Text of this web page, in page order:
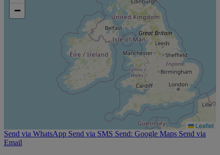
−
Leaflet
Send via WhatsApp Send via SMS Send: Google Maps Send via
Email